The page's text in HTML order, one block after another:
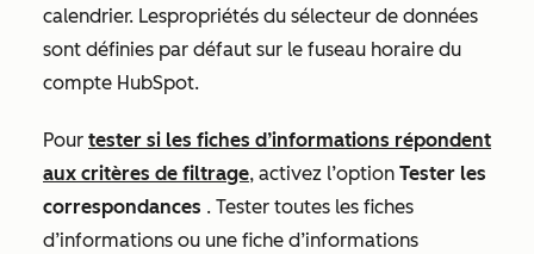
calendrier. Lespropriétés du sélecteur de données
sont définies par défaut sur le fuseau horaire du
compte HubSpot.
Pour tester si les fiches d’informations répondent
aux critères de filtrage, activez l’option Tester les
correspondances . Tester toutes les fiches
d’informations ou une fiche d’informations